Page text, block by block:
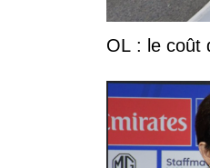
OL : le coût